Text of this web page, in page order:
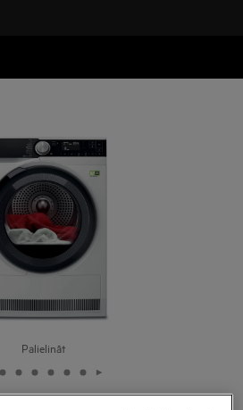
Palielināt